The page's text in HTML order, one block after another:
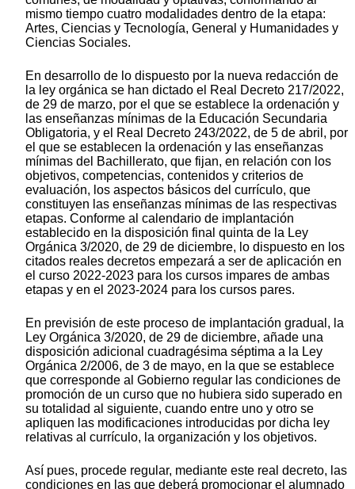
mismo tiempo cuatro modalidades dentro de la etapa:
Artes, Ciencias y Tecnología, General y Humanidades y
Ciencias Sociales.
En desarrollo de lo dispuesto por la nueva redacción de
la ley orgánica se han dictado el Real Decreto 217/2022,
de 29 de marzo, por el que se establece la ordenación y
las enseñanzas mínimas de la Educación Secundaria
Obligatoria, y el Real Decreto 243/2022, de 5 de abril, por
el que se establecen la ordenación y las enseñanzas
mínimas del Bachillerato, que fijan, en relación con los
objetivos, competencias, contenidos y criterios de
evaluación, los aspectos básicos del currículo, que
constituyen las enseñanzas mínimas de las respectivas
etapas. Conforme al calendario de implantación
establecido en la disposición final quinta de la Ley
Orgánica 3/2020, de 29 de diciembre, lo dispuesto en los
citados reales decretos empezará a ser de aplicación en
el curso 2022-2023 para los cursos impares de ambas
etapas y en el 2023-2024 para los cursos pares.
En previsión de este proceso de implantación gradual, la
Ley Orgánica 3/2020, de 29 de diciembre, añade una
disposición adicional cuadragésima séptima a la Ley
Orgánica 2/2006, de 3 de mayo, en la que se establece
que corresponde al Gobierno regular las condiciones de
promoción de un curso que no hubiera sido superado en
su totalidad al siguiente, cuando entre uno y otro se
apliquen las modificaciones introducidas por dicha ley
relativas al currículo, la organización y los objetivos.
Así pues, procede regular, mediante este real decreto, las
condiciones en las que deberá promocionar el alumnado